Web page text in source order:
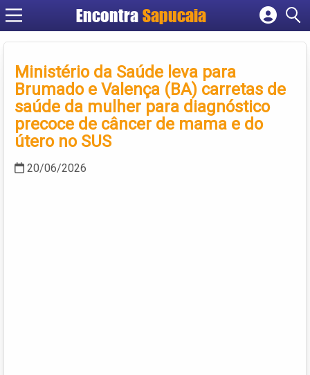
Encontra
Cadastrar empresa
Criar conta
Ministério da Saúde leva para
Brumado e Valença (BA) carretas de
saúde da mulher para diagnóstico
precoce de câncer de mama e do
útero no SUS
20/06/2026